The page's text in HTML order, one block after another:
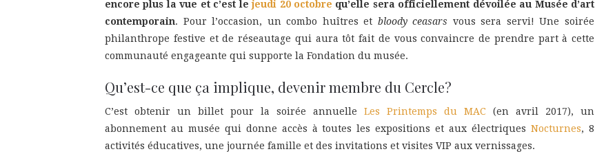
encore plus la vue et c’est lejeudi 20 octobre qu’elle sera officiellement dévoilée au Musée d’art
contemporain. Pour l’occasion, un combo huîtres et bloody ceasars vous sera servi! Une soirée
philanthrope festive et de réseautage qui aura tôt fait de vous convaincre de prendre part à cette
communauté engageante qui supporte la Fondation du musée.
Qu’est-ce que ça implique, devenir membre du Cercle?
C’est obtenir un billet pour la soirée annuelle Les Printemps du MAC (en avril 2017), un
abonnement au musée qui donne accès à toutes les expositions et aux électriquesNocturnes, 8
activités éducatives, une journée famille et des invitations et visites VIP aux vernissages.